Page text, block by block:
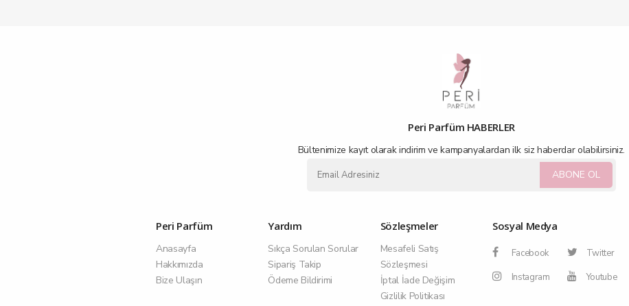
Peri Parfüm HABERLER
Bültenimize kayıt olarak indirim ve kampanyalardan ilk siz haberdar olabilirsiniz.
ABONE OL
Peri Parfüm
Anasayfa
Hakkımızda
Bize Ulaşın
Yardım
Sıkça Sorulan Sorular
Sipariş Takip
Ödeme Bildirimi
Sözleşmeler
Mesafeli Satış
Sözleşmesi
İptal İade Değişim
Gizlilik Politikası
Sosyal Medya
Facebook
Twitter
Instagram
Youtube